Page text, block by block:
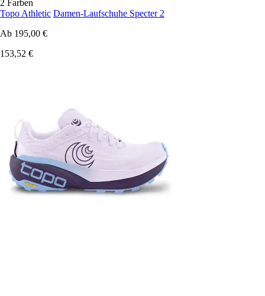
2 Farben
Topo Athletic Damen-Laufschuhe Specter 2
Ab 195,00 €
153,52 €